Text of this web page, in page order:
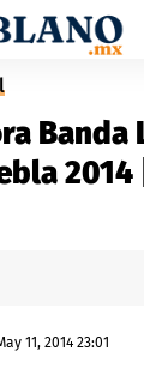
Banda
2014 |
11, 2014 23:01